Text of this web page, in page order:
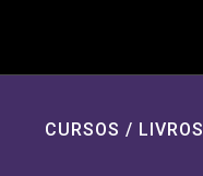
CURSOS / LIVROS